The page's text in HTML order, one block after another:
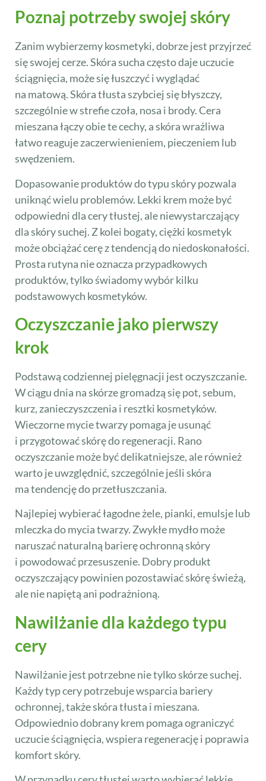
Poznaj potrzeby swojej skóry
Zanim wybierzemy kosmetyki, dobrze jest przyjrzeć
się swojej cerze. Skóra sucha często daje uczucie
ściągnięcia, może się łuszczyć i wyglądać
na matową. Skóra tłusta szybciej się błyszczy,
szczególnie w strefie czoła, nosa i brody. Cera
mieszana łączy obie te cechy, a skóra wrażliwa
łatwo reaguje zaczerwienieniem, pieczeniem lub
swędzeniem.
Dopasowanie produktów do typu skóry pozwala
uniknąć wielu problemów. Lekki krem może być
odpowiedni dla cery tłustej, ale niewystarczający
dla skóry suchej. Z kolei bogaty, ciężki kosmetyk
może obciążać cerę z tendencją do niedoskonałości.
Prosta rutyna nie oznacza przypadkowych
produktów, tylko świadomy wybór kilku
podstawowych kosmetyków.
Oczyszczanie jako pierwszy
krok
Podstawą codziennej pielęgnacji jest oczyszczanie.
W ciągu dnia na skórze gromadzą się pot, sebum,
kurz, zanieczyszczenia i resztki kosmetyków.
Wieczorne mycie twarzy pomaga je usunąć
i przygotować skórę do regeneracji. Rano
oczyszczanie może być delikatniejsze, ale również
warto je uwzględnić, szczególnie jeśli skóra
ma tendencję do przetłuszczania.
Najlepiej wybierać łagodne żele, pianki, emulsje lub
mleczka do mycia twarzy. Zwykłe mydło może
naruszać naturalną barierę ochronną skóry
i powodować przesuszenie. Dobry produkt
oczyszczający powinien pozostawiać skórę świeżą,
ale nie napiętą ani podrażnioną.
Nawilżanie dla każdego typu
cery
Nawilżanie jest potrzebne nie tylko skórze suchej.
Każdy typ cery potrzebuje wsparcia bariery
ochronnej, także skóra tłusta i mieszana.
Odpowiednio dobrany krem pomaga ograniczyć
uczucie ściągnięcia, wspiera regenerację i poprawia
komfort skóry.